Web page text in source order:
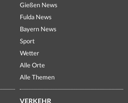
Gießen News
Fulda News
Bayern News
Sport
Wetter
Alle Orte
Alle Themen
VERKEHR